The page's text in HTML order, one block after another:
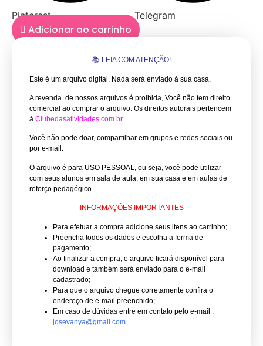
Pinterest Telegram
Adicionar ao carrinho
📚 LEIA COM ATENÇÃO!
Este é um arquivo digital. Nada será enviado à sua casa.
A revenda de nossos arquivos é proibida, Você não tem direito
comercial ao comprar o arquivo. Os direitos autorais pertencem
à Clubedasatividades.com.br
Você não pode doar, compartilhar em grupos e redes sociais ou
por e-mail.
O arquivo é para USO PESSOAL, ou seja, você pode utilizar
com seus alunos em sala de aula, em sua casa e em aulas de
reforço pedagógico.
INFORMAÇÕES IMPORTANTES
Para efetuar a compra adicione seus itens ao carrinho;
Preencha todos os dados e escolha a forma de
pagamento;
Ao finalizar a compra, o arquivo ficará disponível para
download e também será enviado para o e-mail
cadastrado;
Para que o arquivo chegue corretamente confira o
endereço de e-mail preenchido;
Em caso de dúvidas entre em contato pelo e-mail :
josevanya@gmail.com